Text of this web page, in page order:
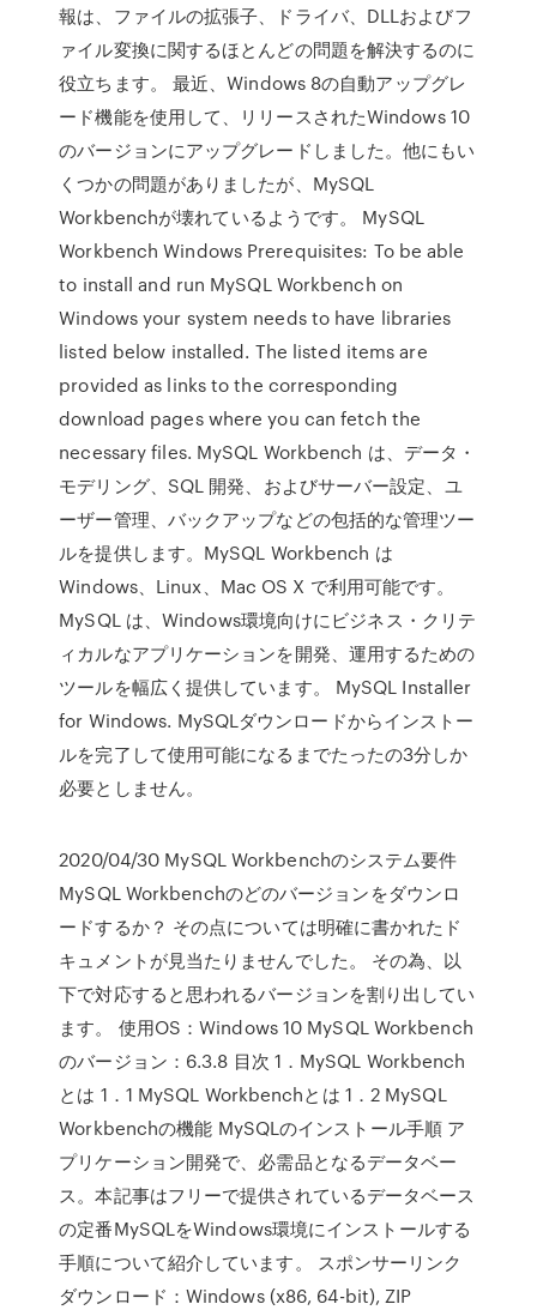
報は、ファイルの拡張子、ドライバ、DLLおよびフ
ァイル変換に関するほとんどの問題を解決するのに
役立ちます。 最近、Windows 8の自動アップグレ
ード機能を使用して、リリースされたWindows 10
のバージョンにアップグレードしました。他にもい
くつかの問題がありましたが、MySQL
Workbenchが壊れているようです。 MySQL
Workbench Windows Prerequisites: To be able
to install and run MySQL Workbench on
Windows your system needs to have libraries
listed below installed. The listed items are
provided as links to the corresponding
download pages where you can fetch the
necessary files. MySQL Workbench は、データ・
モデリング、SQL 開発、およびサーバー設定、ユ
ーザー管理、バックアップなどの包括的な管理ツー
ルを提供します。MySQL Workbench は
Windows、Linux、Mac OS X で利用可能です。
MySQL は、Windows環境向けにビジネス・クリテ
ィカルなアプリケーションを開発、運用するための
ツールを幅広く提供しています。 MySQL Installer
for Windows. MySQLダウンロードからインストー
ルを完了して使用可能になるまでたったの3分しか
必要としません。
2020/04/30 MySQL Workbenchのシステム要件
MySQL Workbenchのどのバージョンをダウンロ
ードするか？ その点については明確に書かれたド
キュメントが見当たりませんでした。 その為、以
下で対応すると思われるバージョンを割り出してい
ます。 使用OS：Windows 10 MySQL Workbench
のバージョン：6.3.8 目次 1．MySQL Workbench
とは 1．1 MySQL Workbenchとは 1．2 MySQL
Workbenchの機能 MySQLのインストール手順 ア
プリケーション開発で、必需品となるデータベー
ス。本記事はフリーで提供されているデータベース
の定番MySQLをWindows環境にインストールする
手順について紹介しています。 スポンサーリンク
ダウンロード：Windows (x86, 64-bit), ZIP